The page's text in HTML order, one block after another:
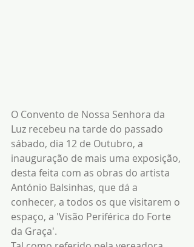
O Convento de Nossa Senhora da
Luz recebeu na tarde do passado
sábado, dia 12 de Outubro, a
inauguração de mais uma exposição,
desta feita com as obras do artista
António Balsinhas, que dá a
conhecer, a todos os que visitarem o
espaço, a 'Visão Periférica do Forte
da Graça'.